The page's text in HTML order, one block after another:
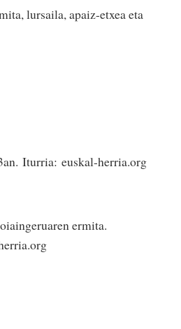
lursaila, apaiz-etxea eta
Iturria: euskal-herria.org
ermita.